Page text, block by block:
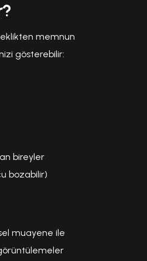
memnun
gösterebilir:
bireyler
bozabilir)
muayene ile